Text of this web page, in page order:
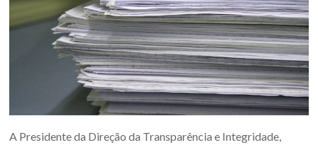
A Presidente da Direção da Transparência e Integridade,